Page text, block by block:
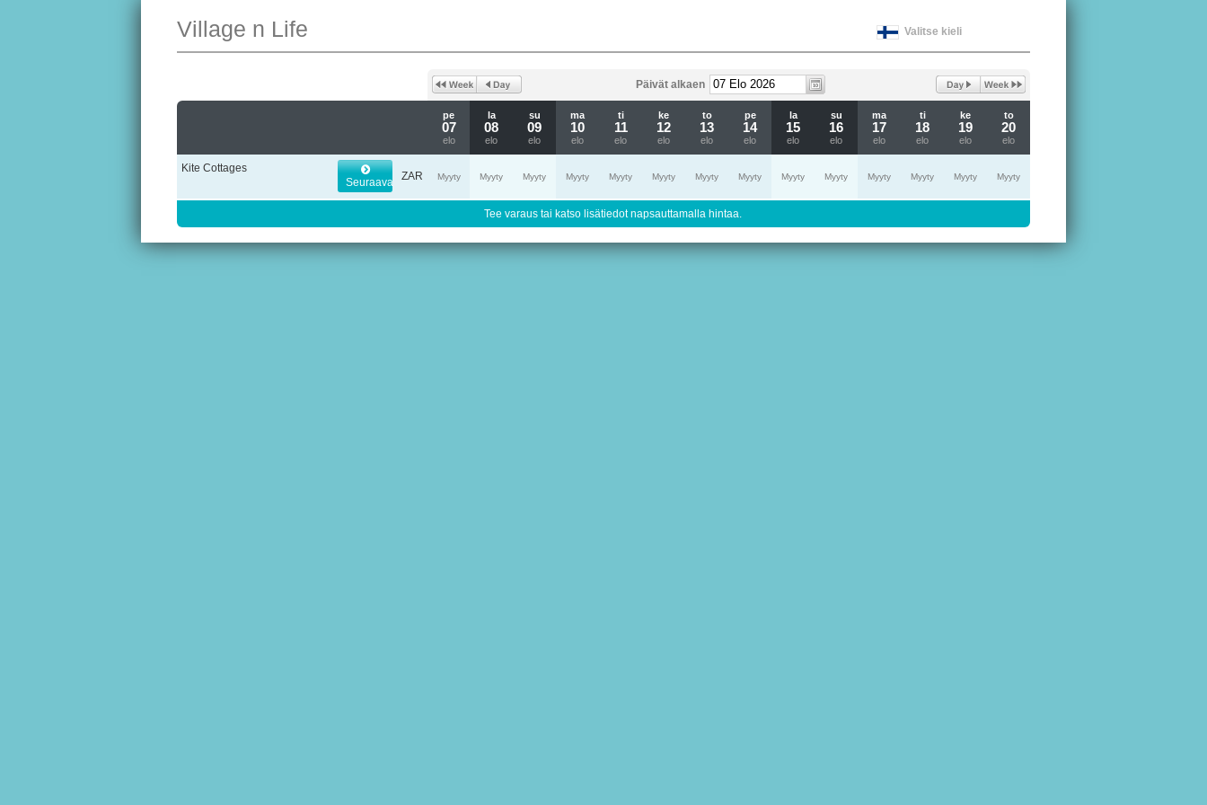
Valitse kieli
Village n Life
Päivät alkaen
pe
07
elo
la
08
elo
su
09
elo
ma
10
elo
ti
11
elo
ke
12
elo
to
13
elo
pe
14
elo
la
15
elo
su
16
elo
ma
17
elo
ti
18
elo
ke
19
elo
to
20
elo
Kite Cottages
Seuraava
ZAR Myyty Myyty Myyty Myyty Myyty Myyty Myyty Myyty Myyty Myyty Myyty Myyty Myyty Myyty
Tee varaus tai katso lisätiedot napsauttamalla hintaa.